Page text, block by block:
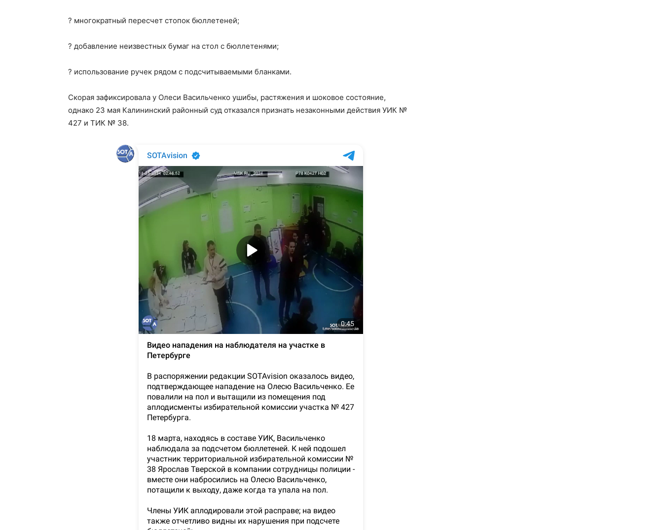
? многократный пересчет стопок бюллетеней;
? добавление неизвестных бумаг на стол с бюллетенями;
? использование ручек рядом с подсчитываемыми бланками.
Скорая зафиксировала у Олеси Васильченко ушибы, растяжения и шоковое состояние,
однако 23 мая Калининский районный суд отказался признать незаконными действия УИК №
427 и ТИК № 38.